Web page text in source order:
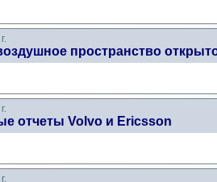
пространство
отчеты Volvo и Ericsson